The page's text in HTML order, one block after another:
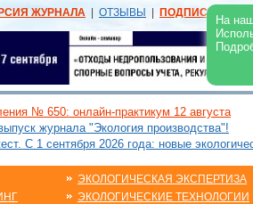
На
ЖУРНАЛА ОТЗЫВЫ ПОДПИСКА |
№ 650: онлайн-практикум 12 августа
журнала "Экология производства"!
С 1 сентября 2026 года: новые
ЭКОЛОГИЧЕСКАЯ ЭКСПЕРТИЗА
ЭКОЛОГИЧЕСКИЕ ТЕХНОЛОГИИ